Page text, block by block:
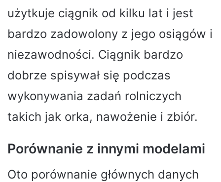
użytkuje ciągnik od kilku lat i jest
bardzo zadowolony z jego osiągów i
niezawodności. Ciągnik bardzo
dobrze spisywał się podczas
wykonywania zadań rolniczych
takich jak orka, nawożenie i zbiór.
Porównanie z innymi modelami
Oto porównanie głównych danych